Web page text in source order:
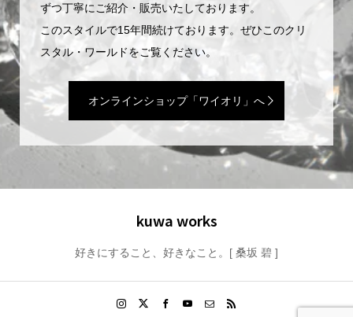
ずつ丁寧にご紹介・販売いたしております。
このスタイルで15年間続けております。ぜひこのクリ
スタル・ワールドをご覧ください。
オンラインショップ「ワイオリ」へ
kuwa works
好きにすること、好きなこと。[ 桑坂 碧 ]